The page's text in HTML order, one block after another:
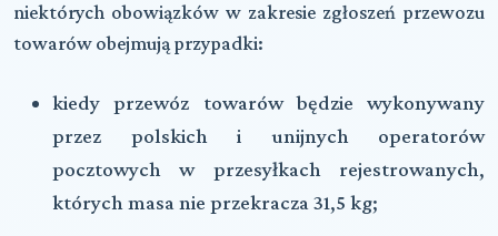
niektórych obowiązków w zakresie zgłoszeń przewozu
towarów obejmują przypadki:
kiedy przewóz towarów będzie wykonywany
przez polskich i unijnych operatorów
pocztowych w przesyłkach rejestrowanych,
których masa nie przekracza 31,5 kg;